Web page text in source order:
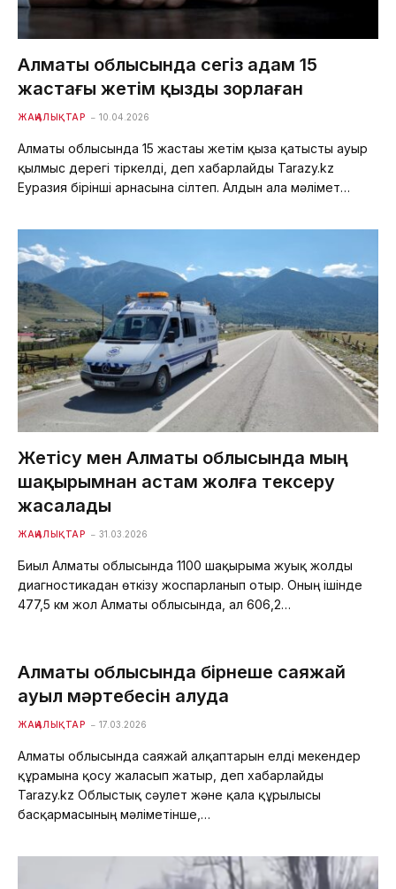
Алматы облысында сегіз адам 15
жастағы жетім қызды зорлаған
ЖАҢАЛЫҚТАР 10.04.2026
Алматы облысында 15 жастағы жетім қызға қатысты ауыр
қылмыс дерегі тіркелді, деп хабарлайды Tarazy.kz
Еуразия бірінші арнасына сілтеп. Алдын ала мәлімет…
Жетісу мен Алматы облысында мың
шақырымнан астам жолға тексеру
жасалады
ЖАҢАЛЫҚТАР 31.03.2026
Биыл Алматы облысында 1100 шақырымға жуық жолды
диагностикадан өткізу жоспарланып отыр. Оның ішінде
477,5 км жол Алматы облысында, ал 606,2…
Алматы облысында бірнеше саяжай
ауыл мәртебесін алуда
ЖАҢАЛЫҚТАР 17.03.2026
Алматы облысында саяжай алқаптарын елді мекендер
құрамына қосу жалғасып жатыр, деп хабарлайды
Tarazy.kz Облыстық сәулет және қала құрылысы
басқармасының мәліметінше,…